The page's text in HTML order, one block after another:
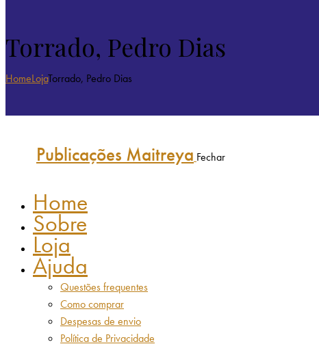
Torrado, Pedro Dias
HomeLojaTorrado, Pedro Dias
Publicações Maitreya Fechar
Home
Sobre
Loja
Ajuda
Questões frequentes
Como comprar
Despesas de envio
Política de Privacidade